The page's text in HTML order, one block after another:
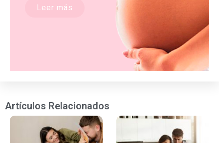
Leer más
Artículos Relacionados